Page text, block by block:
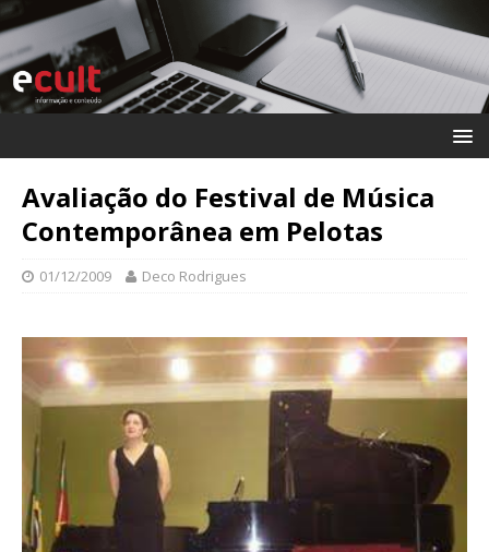
Avaliação do Festival de Música
Contemporânea em Pelotas
01/12/2009 Deco Rodrigues